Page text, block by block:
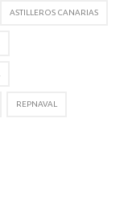
ASTILLEROS CANARIAS
REPNAVAL